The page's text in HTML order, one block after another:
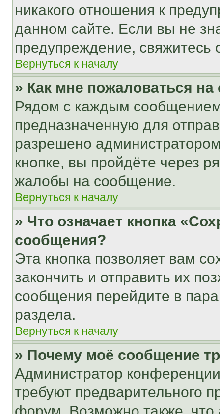
никакого отношения к
данном сайте. Если вы не
предупреждение,
Вернуться к началу
» Как мне пожаловаться
Рядом с каждым сообщением
предназначенную для
разрешено
кнопке, вы пройдёте через
жалобы на сообщение.
Вернуться к началу
» Что означает кнопка
сообщения?
Эта кнопка позволяет вам
закончить и отправить их
сообщения перейдите в
раздела.
Вернуться к началу
» Почему моё сообщение
Администратор
требуют предварительного